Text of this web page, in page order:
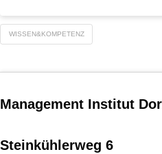
WISSEN&KOMPETENZ
Management Institut
Steinkühlerweg 6